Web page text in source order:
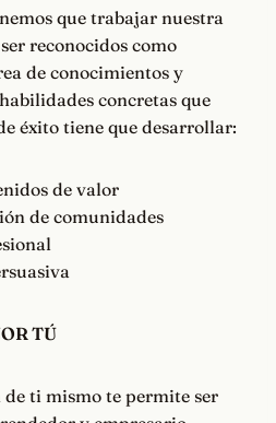
que trabajar nuestra
reconocidos como
de conocimientos y
concretas que
éxito tiene que desarrollar:
de valor
de comunidades
TÚ
ti mismo te permite ser